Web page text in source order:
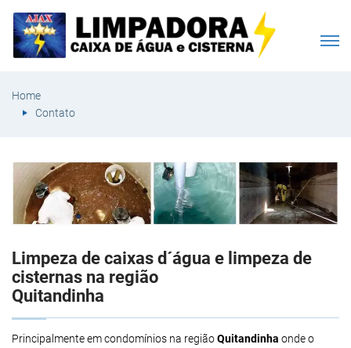
Home
Contato
Limpeza de caixas d´água e limpeza de
cisternas na região
Quitandinha
Principalmente em condomínios na regiãoQuitandinha onde o